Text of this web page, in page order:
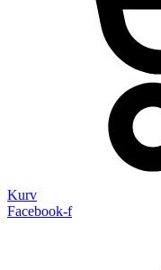
Kurv
Facebook-f